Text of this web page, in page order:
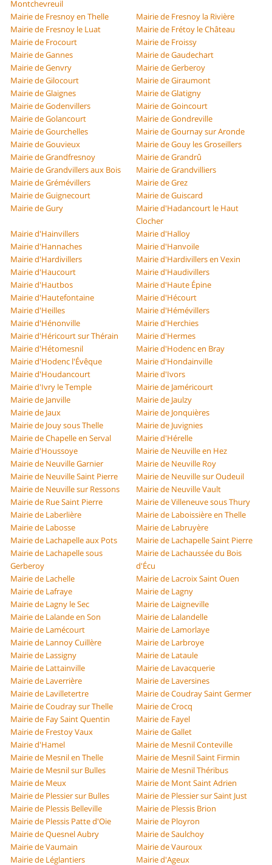
Montchevreuil
Mairie de Fresnoy en Thelle
Mairie de Fresnoy la Rivière
Mairie de Fresnoy le Luat
Mairie de Frétoy le Château
Mairie de Frocourt
Mairie de Froissy
Mairie de Gannes
Mairie de Gaudechart
Mairie de Genvry
Mairie de Gerberoy
Mairie de Gilocourt
Mairie de Giraumont
Mairie de Glaignes
Mairie de Glatigny
Mairie de Godenvillers
Mairie de Goincourt
Mairie de Golancourt
Mairie de Gondreville
Mairie de Gourchelles
Mairie de Gournay sur Aronde
Mairie de Gouvieux
Mairie de Gouy les Groseillers
Mairie de Grandfresnoy
Mairie de Grandrû
Mairie de Grandvillers aux Bois
Mairie de Grandvilliers
Mairie de Grémévillers
Mairie de Grez
Mairie de Guignecourt
Mairie de Guiscard
Mairie de Gury
Mairie d'Hadancourt le Haut
Clocher
Mairie d'Hainvillers
Mairie d'Halloy
Mairie d'Hannaches
Mairie d'Hanvoile
Mairie d'Hardivillers
Mairie d'Hardivillers en Vexin
Mairie d'Haucourt
Mairie d'Haudivillers
Mairie d'Hautbos
Mairie d'Haute Épine
Mairie d'Hautefontaine
Mairie d'Hécourt
Mairie d'Heilles
Mairie d'Hémévillers
Mairie d'Hénonville
Mairie d'Herchies
Mairie d'Héricourt sur Thérain
Mairie d'Hermes
Mairie d'Hétomesnil
Mairie d'Hodenc en Bray
Mairie d'Hodenc l'Évêque
Mairie d'Hondainville
Mairie d'Houdancourt
Mairie d'Ivors
Mairie d'Ivry le Temple
Mairie de Jaméricourt
Mairie de Janville
Mairie de Jaulzy
Mairie de Jaux
Mairie de Jonquières
Mairie de Jouy sous Thelle
Mairie de Juvignies
Mairie de Chapelle en Serval
Mairie d'Hérelle
Mairie d'Houssoye
Mairie de Neuville en Hez
Mairie de Neuville Garnier
Mairie de Neuville Roy
Mairie de Neuville Saint Pierre
Mairie de Neuville sur Oudeuil
Mairie de Neuville sur Ressons
Mairie de Neuville Vault
Mairie de Rue Saint Pierre
Mairie de Villeneuve sous Thury
Mairie de Laberlière
Mairie de Laboissière en Thelle
Mairie de Labosse
Mairie de Labruyère
Mairie de Lachapelle aux Pots
Mairie de Lachapelle Saint Pierre
Mairie de Lachapelle sous
Gerberoy
Mairie de Lachaussée du Bois
d'Écu
Mairie de Lachelle
Mairie de Lacroix Saint Ouen
Mairie de Lafraye
Mairie de Lagny
Mairie de Lagny le Sec
Mairie de Laigneville
Mairie de Lalande en Son
Mairie de Lalandelle
Mairie de Lamécourt
Mairie de Lamorlaye
Mairie de Lannoy Cuillère
Mairie de Larbroye
Mairie de Lassigny
Mairie de Lataule
Mairie de Lattainville
Mairie de Lavacquerie
Mairie de Laverrière
Mairie de Laversines
Mairie de Lavilletertre
Mairie de Coudray Saint Germer
Mairie de Coudray sur Thelle
Mairie de Crocq
Mairie de Fay Saint Quentin
Mairie de Fayel
Mairie de Frestoy Vaux
Mairie de Gallet
Mairie d'Hamel
Mairie de Mesnil Conteville
Mairie de Mesnil en Thelle
Mairie de Mesnil Saint Firmin
Mairie de Mesnil sur Bulles
Mairie de Mesnil Théribus
Mairie de Meux
Mairie de Mont Saint Adrien
Mairie de Plessier sur Bulles
Mairie de Plessier sur Saint Just
Mairie de Plessis Belleville
Mairie de Plessis Brion
Mairie de Plessis Patte d'Oie
Mairie de Ployron
Mairie de Quesnel Aubry
Mairie de Saulchoy
Mairie de Vaumain
Mairie de Vauroux
Mairie de Léglantiers
Mairie d'Ageux